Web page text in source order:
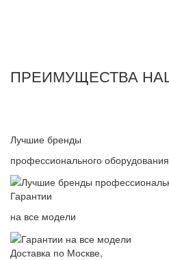
ПРЕИМУЩЕСТВА
Лучшие бренды
профессионального оборудования
Гарантии
на все модели
Доставка по Москве,